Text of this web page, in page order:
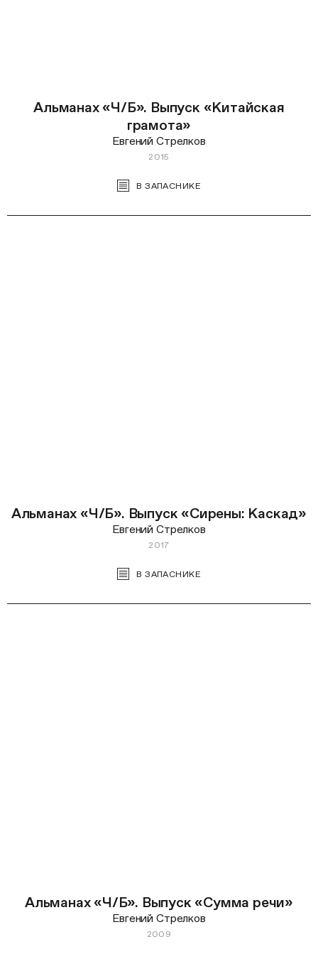
Альманах «Ч/Б». Выпуск «Китайская
грамота»
Евгений Стрелков
2015
В ЗАПАСНИКЕ
Альманах «Ч/Б». Выпуск «Сирены: Каскад»
Евгений Стрелков
2017
В ЗАПАСНИКЕ
Альманах «Ч/Б». Выпуск «Сумма речи»
Евгений Стрелков
2009